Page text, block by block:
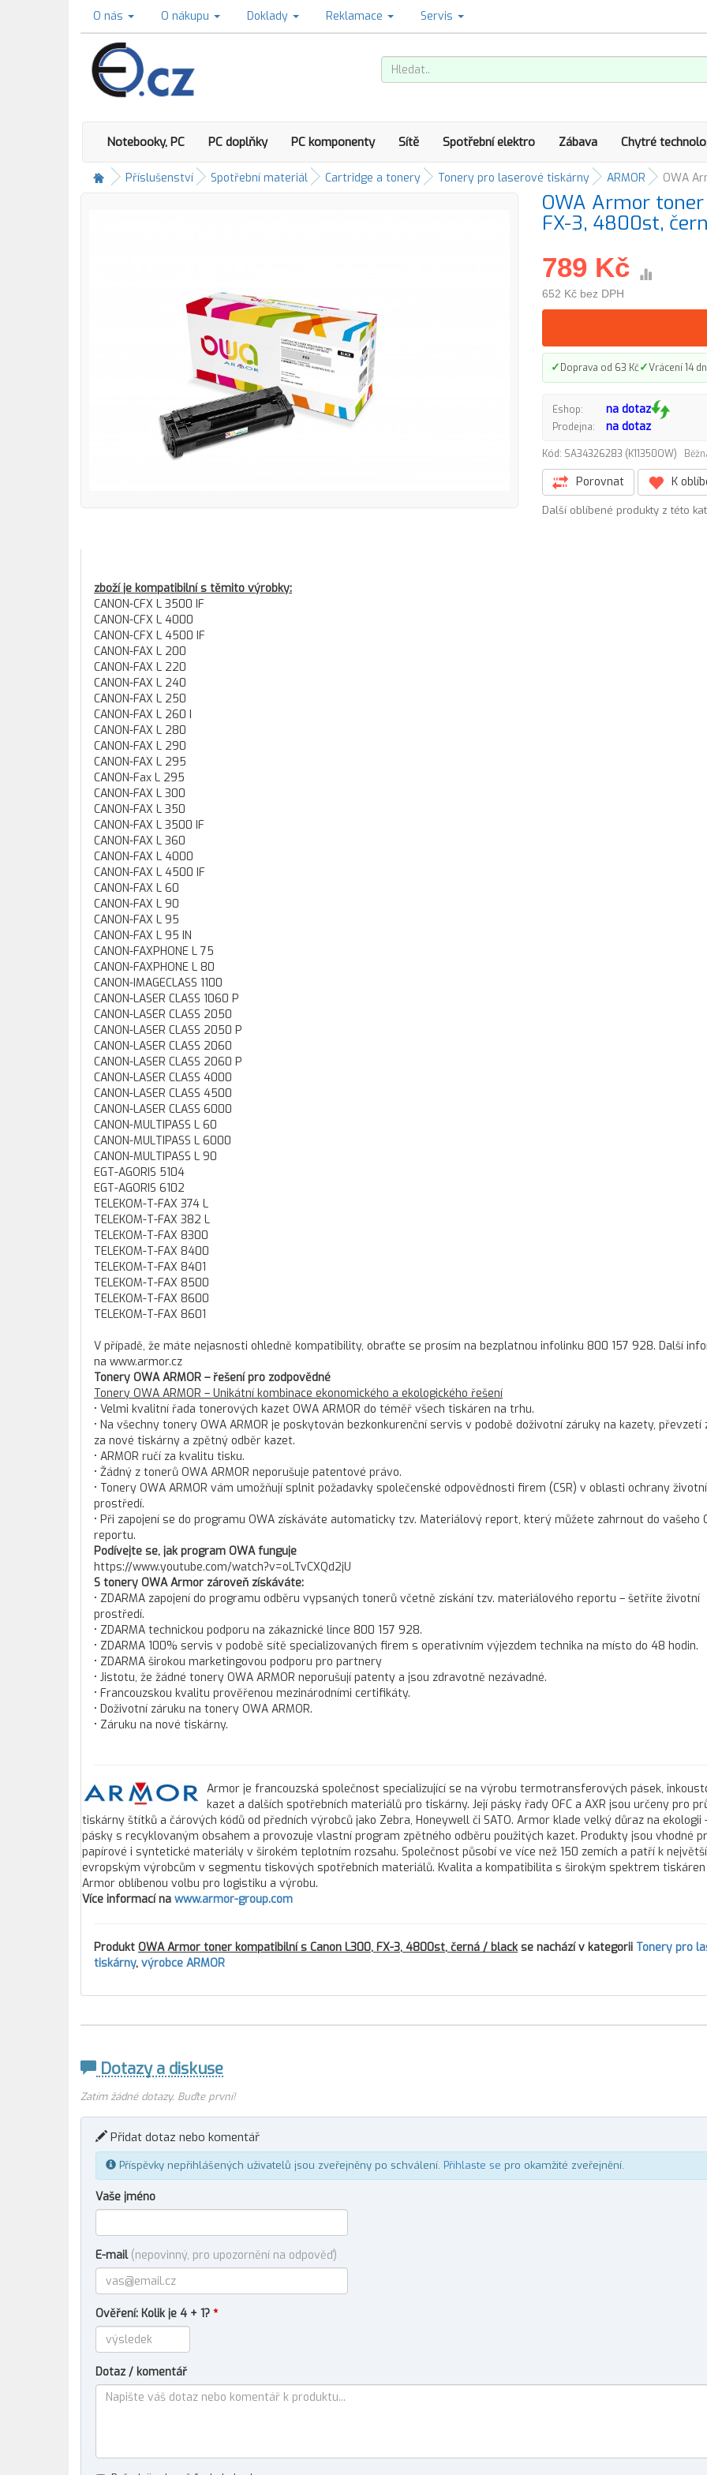
O nás O nákupu Doklady Reklamace Servis
Notebooky, PC PC doplňky PC komponenty Sítě Spotřební elektro Zábava Chytré
Příslušenství Spotřební materiál Cartridge a tonery Tonery pro laserové tiskárny ARMOR OWA
OWA Armor
FX-3, 4800st,
789 Kč
652 Kč bez DPH
✓Doprava od 63 Kč✓Vrácení 14
Eshop: na dotaz
Prodejna: na dotaz
Kód: SA34326283 (K11350OW)
Porovnat K
Další oblíbené produkty z této
zboží je kompatibilní s těmito výrobky:
CANON-CFX L 3500 IF
CANON-CFX L 4000
CANON-CFX L 4500 IF
CANON-FAX L 200
CANON-FAX L 220
CANON-FAX L 240
CANON-FAX L 250
CANON-FAX L 260 I
CANON-FAX L 280
CANON-FAX L 290
CANON-FAX L 295
CANON-Fax L 295
CANON-FAX L 300
CANON-FAX L 350
CANON-FAX L 3500 IF
CANON-FAX L 360
CANON-FAX L 4000
CANON-FAX L 4500 IF
CANON-FAX L 60
CANON-FAX L 90
CANON-FAX L 95
CANON-FAX L 95 IN
CANON-FAXPHONE L 75
CANON-FAXPHONE L 80
CANON-IMAGECLASS 1100
CANON-LASER CLASS 1060 P
CANON-LASER CLASS 2050
CANON-LASER CLASS 2050 P
CANON-LASER CLASS 2060
CANON-LASER CLASS 2060 P
CANON-LASER CLASS 4000
CANON-LASER CLASS 4500
CANON-LASER CLASS 6000
CANON-MULTIPASS L 60
CANON-MULTIPASS L 6000
CANON-MULTIPASS L 90
EGT-AGORIS 5104
EGT-AGORIS 6102
TELEKOM-T-FAX 374 L
TELEKOM-T-FAX 382 L
TELEKOM-T-FAX 8300
TELEKOM-T-FAX 8400
TELEKOM-T-FAX 8401
TELEKOM-T-FAX 8500
TELEKOM-T-FAX 8600
TELEKOM-T-FAX 8601
V případě, že máte nejasnosti ohledně kompatibility, obraťte se prosím na bezplatnou infolinku 800 157 928. Další
na www.armor.cz
Tonery OWA ARMOR – řešení pro zodpovědné
Tonery OWA ARMOR – Unikátní kombinace ekonomického a ekologického řešení
• Velmi kvalitní řada tonerových kazet OWA ARMOR do téměř všech tiskáren na trhu.
• Na všechny tonery OWA ARMOR je poskytován bezkonkurenční servis v podobě doživotní záruky na kazety, převzetí
za nové tiskárny a zpětný odběr kazet.
• ARMOR ručí za kvalitu tisku.
• Žádný z tonerů OWA ARMOR neporušuje patentové právo.
• Tonery OWA ARMOR vám umožňují splnit požadavky společenské odpovědnosti firem (CSR) v oblasti ochrany
prostředí.
• Při zapojení se do programu OWA získáváte automaticky tzv. Materiálový report, který můžete zahrnout do vašeho
reportu.
Podívejte se, jak program OWA funguje
https://www.youtube.com/watch?v=oLTvCXQd2jU
S tonery OWA Armor zároveň získáváte:
• ZDARMA zapojení do programu odběru vypsaných tonerů včetně získání tzv. materiálového reportu – šetříte životní
prostředí.
• ZDARMA technickou podporu na zákaznické lince 800 157 928.
• ZDARMA 100% servis v podobě sítě specializovaných firem s operativním výjezdem technika na místo do 48 hodin.
• ZDARMA širokou marketingovou podporu pro partnery
• Jistotu, že žádné tonery OWA ARMOR neporušují patenty a jsou zdravotně nezávadné.
• Francouzskou kvalitu prověřenou mezinárodními certifikáty.
• Doživotní záruku na tonery OWA ARMOR.
• Záruku na nové tiskárny.
Armor je francouzská společnost specializující se na výrobu termotransferových pásek,
kazet a dalších spotřebních materiálů pro tiskárny. Její pásky řady OFC a AXR jsou určeny pro
tiskárny štítků a čárových kódů od předních výrobců jako Zebra, Honeywell či SATO. Armor klade velký důraz na
pásky s recyklovaným obsahem a provozuje vlastní program zpětného odběru použitých kazet. Produkty jsou vhodné
papírové i syntetické materiály v širokém teplotním rozsahu. Společnost působí ve více než 150 zemích a patří k
evropským výrobcům v segmentu tiskových spotřebních materiálů. Kvalita a kompatibilita s širokým spektrem tiskáren
Armor oblíbenou volbu pro logistiku a výrobu.
Více informací na www.armor-group.com
Produkt OWA Armor toner kompatibilní s Canon L300, FX-3, 4800st, černá / blackse nachází v kategorii Tonery pro
tiskárny, výrobce ARMOR
Dotazy a diskuse
Zatím žádné dotazy. Buďte první!
Přidat dotaz nebo komentář
Příspěvky nepřihlášených uživatelů jsou zveřejněny po schválení. Přihlaste se pro okamžité zveřejnění.
Vaše jméno
E-mail (nepovinný, pro upozornění na odpověď)
Ověření: Kolik je 4 + 1? *
Dotaz / komentář